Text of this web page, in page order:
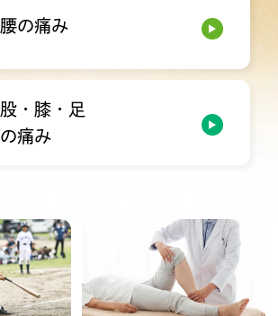
腰の痛み
股・膝・足
の痛み